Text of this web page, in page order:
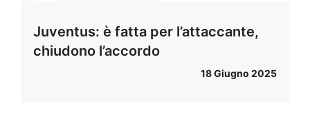
Juventus: è fatta per l’attaccante,
chiudono l’accordo
18 Giugno 2025